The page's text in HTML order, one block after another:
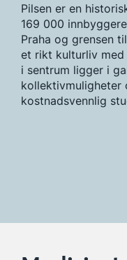
Pilsen er en
169 000
Praha og grensen
et rikt kulturliv
i sentrum ligger i
kostnadsvennlig